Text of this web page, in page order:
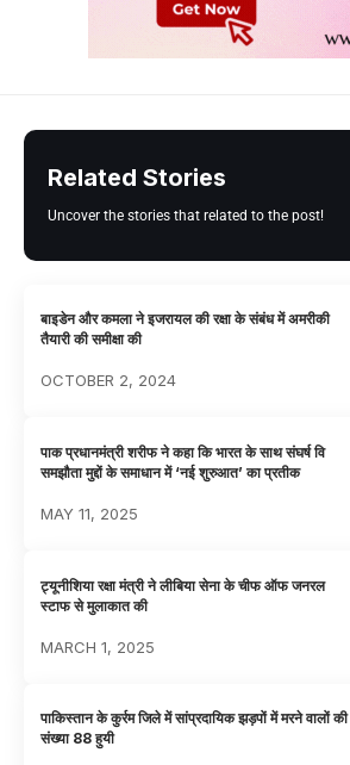
Related Stories
Uncover the stories that related to the post!
बाइडेन और कमला ने इजरायल की रक्षा के संबंध में अमरीकी
तैयारी की समीक्षा की
OCTOBER 2, 2024
पाक प्रधानमंत्री शरीफ ने कहा कि भारत के साथ संघर्ष वि
समझौता मुद्दों के समाधान में ‘नई शुरुआत’ का प्रतीक
MAY 11, 2025
ट्यूनीशिया रक्षा मंत्री ने लीबिया सेना के चीफ ऑफ जनरल
स्टाफ से मुलाकात की
MARCH 1, 2025
पाकिस्तान के कुर्रम जिले में सांप्रदायिक झड़पों में मरने वालों की
संख्या 88 हुयी